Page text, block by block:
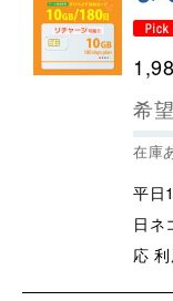
希
在庫
平日
日ネ
応